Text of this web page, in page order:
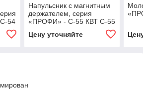
54
Напульсник с магнитным
держателем, серия
«ПРОФИ» - С-55 КВТ С-55
Цену уточняйте